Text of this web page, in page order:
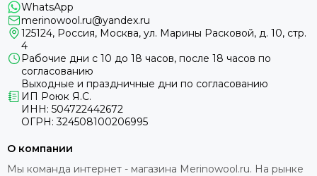
WhatsApp
merinowool.ru@yandex.ru
125124, Россия, Москва, ул. Марины Расковой, д. 10, стр.
4
Рабочие дни с 10 до 18 часов, после 18 часов по
согласованию
Выходные и праздничные дни по согласованию
ИП Роюк Я.С.
ИНН: 504722442672
ОГРН: 324508100206995
О компании
Мы команда интернет - магазина Merinowool.ru. На рынке